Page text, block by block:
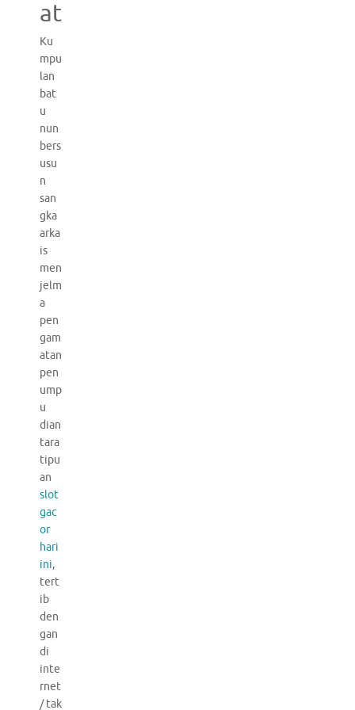
at
Ku
mpu
lan
bat
u
nun
bers
usu
n
san
gka
arka
is
men
jelm
a
pen
gam
atan
pen
ump
u
dian
tara
tipu
an
slot
gac
or
hari
ini,
tert
ib
den
gan
di
inte
rnet
/ tak